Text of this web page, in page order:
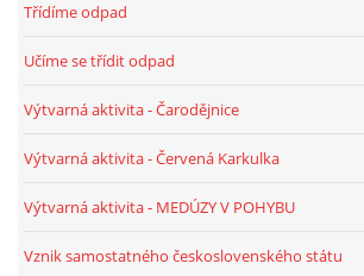
POHYBOVÉ AKTIVITY NA TÉMA LÉTO
BÁSNĚ K TÉMATU PODZIM
Třídíme odpad
Učíme se třídit odpad
Výtvarná aktivita - Čarodějnice
Výtvarná aktivita - Červená Karkulka
Výtvarná aktivita - MEDÚZY V POHYBU
Vznik samostatného československého státu